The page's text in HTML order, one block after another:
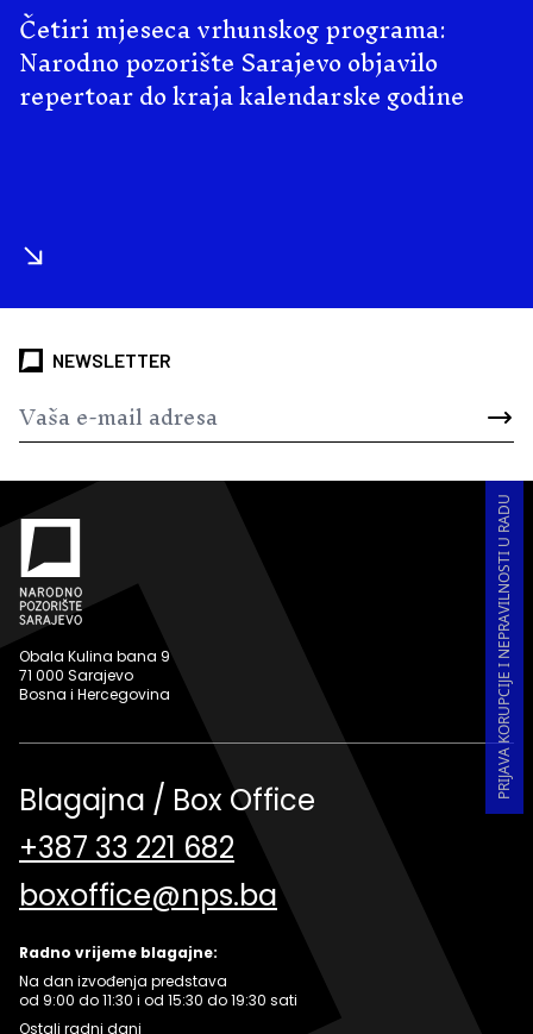
Četiri mjeseca vrhunskog programa:
Narodno pozorište Sarajevo objavilo
repertoar do kraja kalendarske godine
NEWSLETTER
PRIJAVA KORUPCIJE I NEPRAVILNOSTI U RADU
Obala Kulina bana 9
71 000 Sarajevo
Bosna i Hercegovina
Blagajna / Box Office
+387 33 221 682
boxoffice@nps.ba
Radno vrijeme blagajne:
Na dan izvođenja predstava
od 9:00 do 11:30 i od 15:30 do 19:30 sati
Ostali radni dani